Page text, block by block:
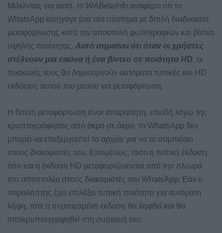
Μιλώντας για αυτό, το WABetaInfo αναφέρει ότι το
WhatsApp εισήγαγε ένα νέο σύστημα με διπλή διαδικασία
μεταφόρτωσης κατά την αποστολή φωτογραφιών και βίντεο
υψηλής ποιότητας. Αυτό σημαίνει ότι όταν οι χρήστες
στέλνουν μια εικόνα ή ένα βίντεο σε ποιότητα HD, οι
συσκευές τους θα δημιουργούν αυτόματα τυπικές και HD
εκδόσεις αυτού του μέσου για μεταφόρτωση.
Η διπλή μεταφόρτωση είναι απαραίτητη, επειδή λόγω της
κρυπτογράφησης από άκρο σε άκρο, το WhatsApp δεν
μπορεί να επεξεργαστεί το αρχείο για να το συμπιέσει
στους διακομιστές του. Επομένως, τόσο η τυπική έκδοση
όσο και η έκδοση HD μεταφορτώνονται από την πλευρά
του αποστολέα στους διακομιστές του WhatsApp. Εάν ο
παραλήπτης έχει επιλέξει τυπική ποιότητα για αυτόματη
λήψη, τότε η συμπιεσμένη έκδοση θα ληφθεί και θα
αποκρυπτογραφηθεί στη συσκευή του.